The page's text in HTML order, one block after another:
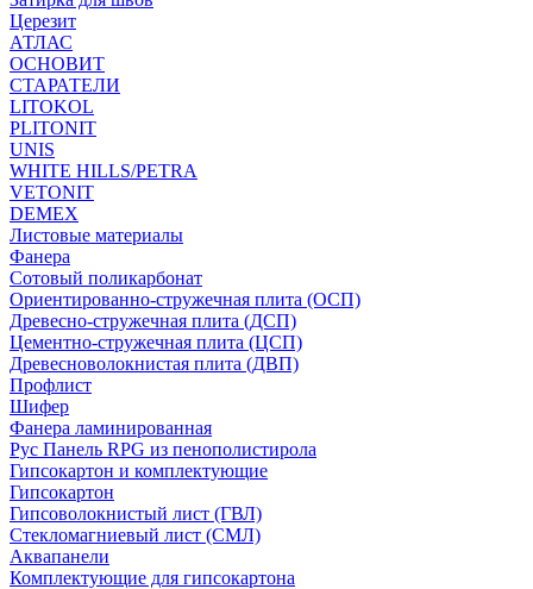
Церезит
АТЛАС
ОСНОВИТ
СТАРАТЕЛИ
LITOKOL
PLITONIT
UNIS
WHITE HILLS/PETRA
VETONIT
DEMEX
Листовые материалы
Фанера
Сотовый поликарбонат
Ориентированно-стружечная плита (ОСП)
Древесно-стружечная плита (ДСП)
Цементно-стружечная плита (ЦСП)
Древесноволокнистая плита (ДВП)
Профлист
Шифер
Фанера ламинированная
Рус Панель RPG из пенополистирола
Гипсокартон и комплектующие
Гипсокартон
Гипсоволокнистый лист (ГВЛ)
Стекломагниевый лист (СМЛ)
Аквапанели
Комплектующие для гипсокартона